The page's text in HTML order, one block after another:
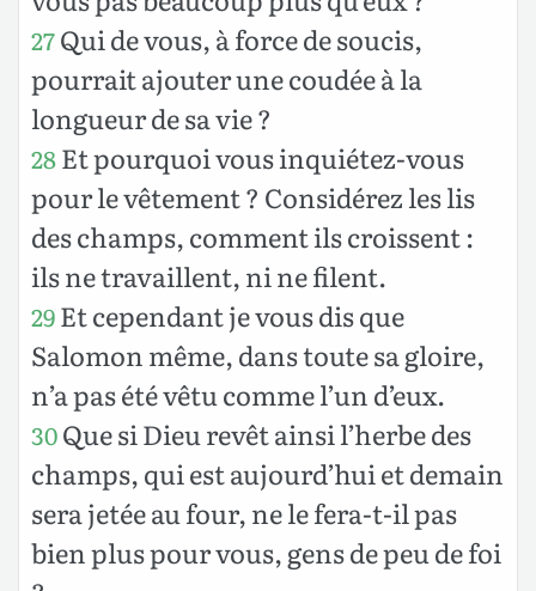
27Qui de vous, à force de soucis,
pourrait ajouter une coudée à la
longueur de sa vie ?
28Et pourquoi vous inquiétez-vous
pour le vêtement ? Considérez les lis
des champs, comment ils croissent :
ils ne travaillent, ni ne filent.
29Et cependant je vous dis que
Salomon même, dans toute sa gloire,
n’a pas été vêtu comme l’un d’eux.
30Que si Dieu revêt ainsi l’herbe des
champs, qui est aujourd’hui et demain
sera jetée au four, ne le fera-t-il pas
bien plus pour vous, gens de peu de foi